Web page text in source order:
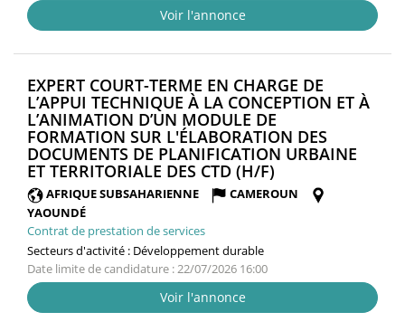
Voir l'annonce
EXPERT COURT-TERME EN CHARGE DE
L’APPUI TECHNIQUE À LA CONCEPTION ET À
L’ANIMATION D’UN MODULE DE
FORMATION SUR L'ÉLABORATION DES
DOCUMENTS DE PLANIFICATION URBAINE
ET TERRITORIALE DES CTD (H/F)
FENÊTRE)
AFRIQUE SUBSAHARIENNE
CAMEROUN
YAOUNDÉ
Contrat de prestation de services
Secteurs d'activité : Développement durable
Date limite de candidature : 22/07/2026 16:00
Voir l'annonce